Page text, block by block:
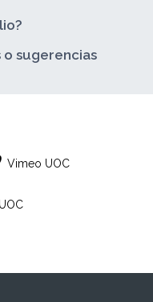
o sugerencias
Vimeo UOC